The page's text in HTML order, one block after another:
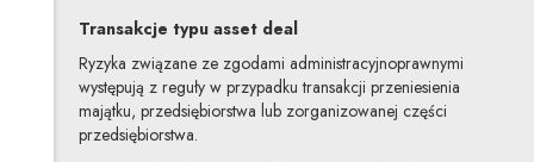
Transakcje typu asset deal
Ryzyka związane ze zgodami administracyjnoprawnymi
występują z reguły w przypadku transakcji przeniesienia
majątku, przedsiębiorstwa lub zorganizowanej części
przedsiębiorstwa.